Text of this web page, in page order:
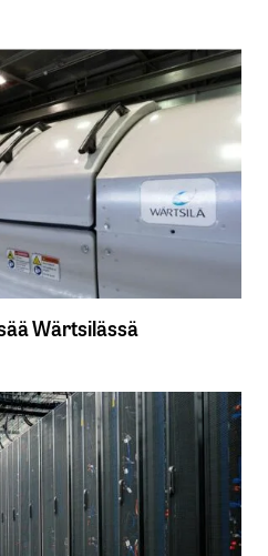
Wärtsilässä